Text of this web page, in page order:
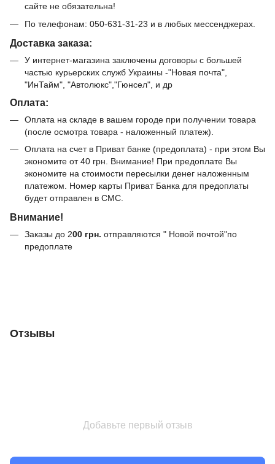
сайте не обязательна!
По телефонам: 050-631-31-23 и в любых мессенджерах.
Доставка заказа:
У интернет-магазина заключены договоры с большей
частью курьерских служб Украины -"Новая почта",
"ИнТайм", "Автолюкс","Гюнсел", и др
Оплата:
Оплата на складе в вашем городе при получении товара
(после осмотра товара - наложенный платеж).
Оплата на счет в Приват банке (предоплата) - при этом Вы
экономите от 40 грн. Внимание! При предоплате Вы
экономите на стоимости пересылки денег наложенным
платежом. Номер карты Приват Банка для предоплаты
будет отправлен в СМС.
Внимание!
Заказы до 200 грн. отправляются " Новой почтой"по
предоплате
Отзывы
Добавьте первый отзыв